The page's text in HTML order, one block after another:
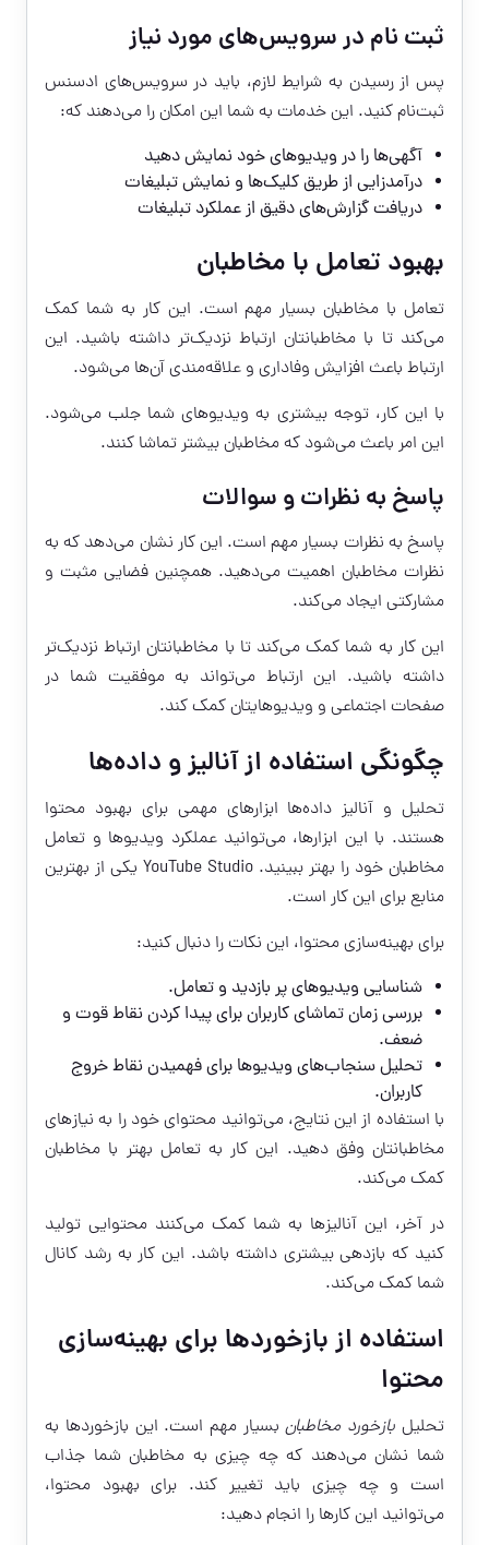
ثبت نام در سرویس‌های مورد نیاز
پس از رسیدن به شرایط لازم، باید در سرویس‌های ادسنس
ثبت‌نام کنید. این خدمات به شما این امکان را می‌دهند که:
آگهی‌ها را در ویدیوهای خود نمایش دهید
درآمدزایی از طریق کلیک‌ها و نمایش تبلیغات
دریافت گزارش‌های دقیق از عملکرد تبلیغات
بهبود تعامل با مخاطبان
تعامل با مخاطبان بسیار مهم است. این کار به شما کمک
می‌کند تا با مخاطبانتان ارتباط نزدیک‌تر داشته باشید. این
ارتباط باعث افزایش وفاداری و علاقه‌مندی آن‌ها می‌شود.
با این کار، توجه بیشتری به ویدیوهای شما جلب می‌شود.
این امر باعث می‌شود که مخاطبان بیشتر تماشا کنند.
پاسخ به نظرات و سوالات
پاسخ به نظرات بسیار مهم است. این کار نشان می‌دهد که به
نظرات مخاطبان اهمیت می‌دهید. همچنین فضایی مثبت و
مشارکتی ایجاد می‌کند.
این کار به شما کمک می‌کند تا با مخاطبانتان ارتباط نزدیک‌تر
داشته باشید. این ارتباط می‌تواند به موفقیت شما در
صفحات اجتماعی و ویدیوهایتان کمک کند.
چگونگی استفاده از آنالیز و داده‌ها
تحلیل و آنالیز داده‌ها ابزارهای مهمی برای بهبود محتوا
هستند. با این ابزارها، می‌توانید عملکرد ویدیوها و تعامل
مخاطبان خود را بهتر ببینید. YouTube Studio یکی از بهترین
منابع برای این کار است.
برای بهینه‌سازی محتوا، این نکات را دنبال کنید:
شناسایی ویدیوهای پر بازدید و تعامل.
بررسی زمان تماشای کاربران برای پیدا کردن نقاط قوت و
ضعف.
تحلیل سنجاب‌های ویدیوها برای فهمیدن نقاط خروج
کاربران.
با استفاده از این نتایج، می‌توانید محتوای خود را به نیازهای
مخاطبانتان وفق دهید. این کار به تعامل بهتر با مخاطبان
کمک می‌کند.
در آخر، این آنالیز‌ها به شما کمک می‌کنند محتوایی تولید
کنید که بازدهی بیشتری داشته باشد. این کار به رشد کانال
شما کمک می‌کند.
استفاده از بازخوردها برای بهینه‌سازی
محتوا
تحلیل بازخورد مخاطبانبسیار مهم است. این بازخوردها به
شما نشان می‌دهند که چه چیزی به مخاطبان شما جذاب
است و چه چیزی باید تغییر کند. برای بهبود محتوا،
می‌توانید این کارها را انجام دهید: